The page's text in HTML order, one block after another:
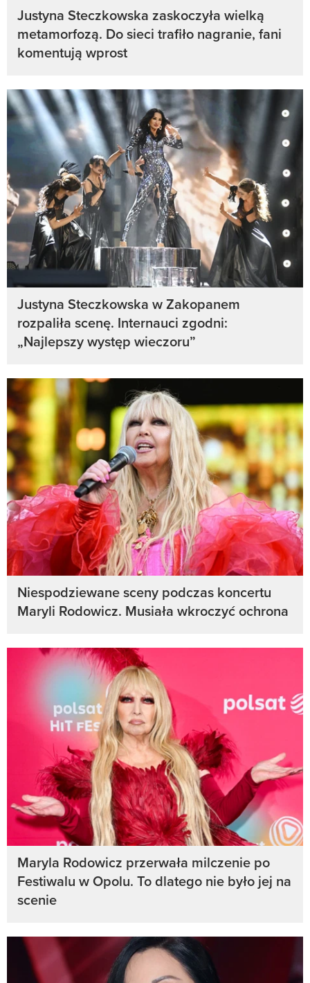
Justyna Steczkowska zaskoczyła wielką
metamorfozą. Do sieci trafiło nagranie, fani
komentują wprost
Justyna Steczkowska w Zakopanem
rozpaliła scenę. Internauci zgodni:
„Najlepszy występ wieczoru”
Niespodziewane sceny podczas koncertu
Maryli Rodowicz. Musiała wkroczyć ochrona
Maryla Rodowicz przerwała milczenie po
Festiwalu w Opolu. To dlatego nie było jej na
scenie